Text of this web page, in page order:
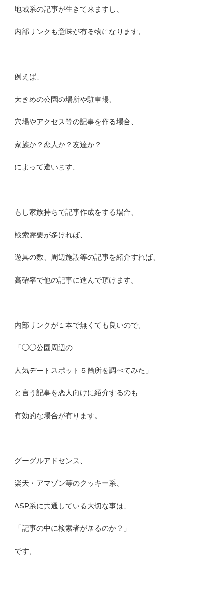
地域系の記事が生きて来ますし、
内部リンクも意味が有る物になります。
例えば、
大きめの公園の場所や駐車場、
穴場やアクセス等の記事を作る場合、
家族か？恋人か？友達か？
によって違います。
もし家族持ちで記事作成をする場合、
検索需要が多ければ、
遊具の数、周辺施設等の記事を紹介すれば、
高確率で他の記事に進んで頂けます。
内部リンクが１本で無くても良いので、
「◯◯公園周辺の
人気デートスポット５箇所を調べてみた」
と言う記事を恋人向けに紹介するのも
有効的な場合が有ります。
グーグルアドセンス、
楽天・アマゾン等のクッキー系、
ASP系に共通している大切な事は、
「記事の中に検索者が居るのか？」
です。